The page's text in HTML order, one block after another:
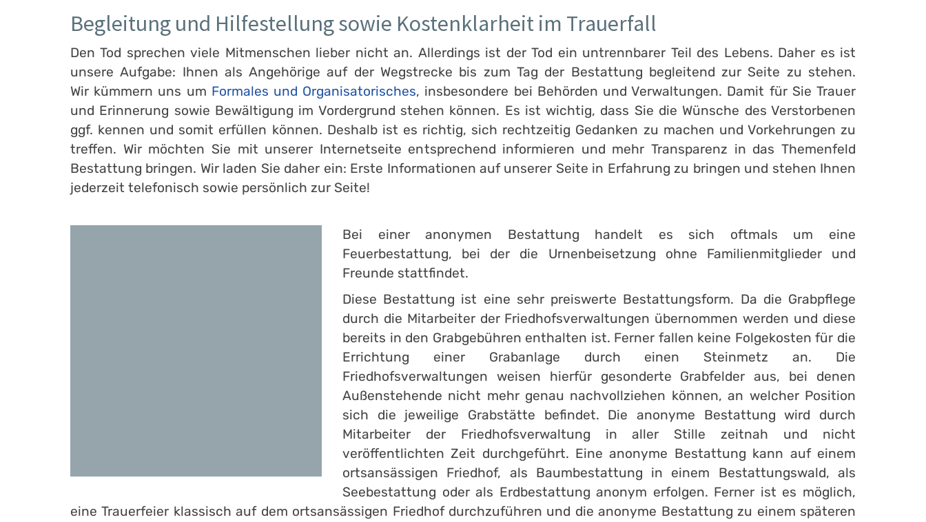
Begleitung und Hilfestellung sowie Kostenklarheit im Trauerfall
Den Tod sprechen viele Mitmenschen lieber nicht an. Allerdings ist der Tod ein untrennbarer Teil des Lebens. Daher es ist
unsere Aufgabe: Ihnen als Angehörige auf der Wegstrecke bis zum Tag der Bestattung begleitend zur Seite zu stehen.
Wir kümmern uns um Formales und Organisatorisches, insbesondere bei Behörden und Verwaltungen. Damit für Sie Trauer
und Erinnerung sowie Bewältigung im Vordergrund stehen können. Es ist wichtig, dass Sie die Wünsche des Verstorbenen
ggf. kennen und somit erfüllen können. Deshalb ist es richtig, sich rechtzeitig Gedanken zu machen und Vorkehrungen zu
treffen. Wir möchten Sie mit unserer Internetseite entsprechend informieren und mehr Transparenz in das Themenfeld
Bestattung bringen. Wir laden Sie daher ein: Erste Informationen auf unserer Seite in Erfahrung zu bringen und stehen Ihnen
jederzeit telefonisch sowie persönlich zur Seite!
Bei einer anonymen Bestattung handelt es sich oftmals um eine
Feuerbestattung, bei der die Urnenbeisetzung ohne Familienmitglieder und
Freunde stattfindet.
Diese Bestattung ist eine sehr preiswerte Bestattungsform. Da die Grabpflege
durch die Mitarbeiter der Friedhofsverwaltungen übernommen werden und diese
bereits in den Grabgebühren enthalten ist. Ferner fallen keine Folgekosten für die
Errichtung einer Grabanlage durch einen Steinmetz an. Die
Friedhofsverwaltungen weisen hierfür gesonderte Grabfelder aus, bei denen
Außenstehende nicht mehr genau nachvollziehen können, an welcher Position
sich die jeweilige Grabstätte befindet. Die anonyme Bestattung wird durch
Mitarbeiter der Friedhofsverwaltung in aller Stille zeitnah und nicht
veröffentlichten Zeit durchgeführt. Eine anonyme Bestattung kann auf einem
ortsansässigen Friedhof, als Baumbestattung in einem Bestattungswald, als
Seebestattung oder als Erdbestattung anonym erfolgen. Ferner ist es möglich,
eine Trauerfeier klassisch auf dem ortsansässigen Friedhof durchzuführen und die anonyme Bestattung zu einem späteren